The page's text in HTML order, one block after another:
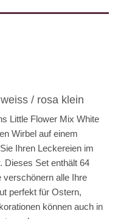
/ rosa klein
Little Flower Mix White
Wirbel auf einem
Ihren Leckereien im
Dieses Set enthält 64
verschönern alle Ihre
perfekt für Ostern,
können auch in